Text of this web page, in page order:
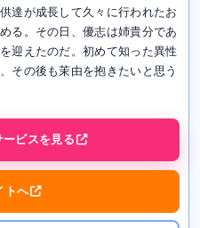
達が成長して久々に行われたお
る。その日、優志は姉貴分であ
迎えたのだ。初めて知った異性
その後も茉由を抱きたいと思う
ビスを見る
トへ